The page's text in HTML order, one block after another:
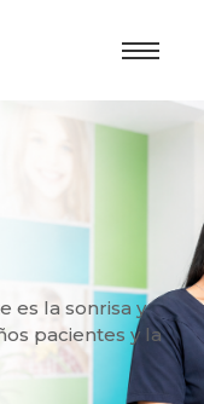
es la sonrisa y
pacientes y la